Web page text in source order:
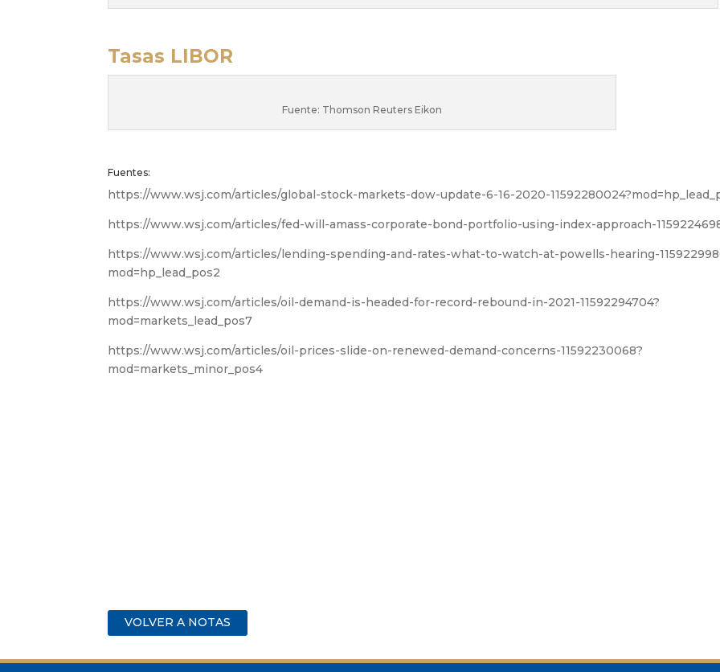
Tasas LIBOR
Fuente: Thomson Reuters Eikon
Fuentes:
https://www.wsj.com/articles/global-stock-markets-dow-update-6-16-2020-
https://www.wsj.com/articles/fed-will-amass-corporate-bond-portfolio-using-index-approach-
https://www.wsj.com/articles/lending-spending-and-rates-what-to-watch-at-powells-hearing-
mod=hp_lead_pos2
https://www.wsj.com/articles/oil-demand-is-headed-for-record-rebound-in-2021-11592294704?
mod=markets_lead_pos7
https://www.wsj.com/articles/oil-prices-slide-on-renewed-demand-concerns-11592230068?
mod=markets_minor_pos4
VOLVER A NOTAS